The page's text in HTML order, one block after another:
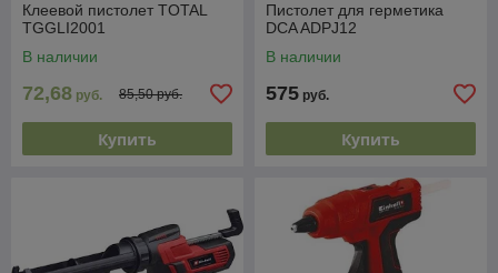
Клеевой пистолет TOTAL
TGGLI2001
В наличии
72,68 руб. 85,50 руб.
Купить
Пистолет для герметика
DCA ADPJ12
В наличии
575 руб.
Купить